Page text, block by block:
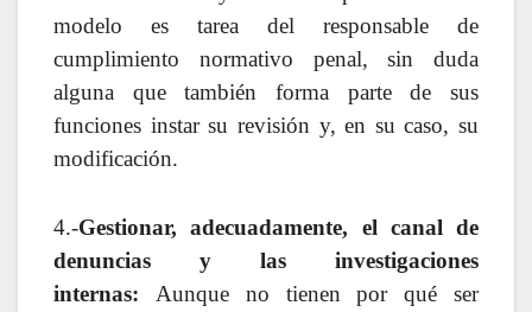
modelo es tarea del responsable de
cumplimiento normativo penal, sin duda
alguna que también forma parte de sus
funciones instar su revisión y, en su caso, su
modificación.
4.-Gestionar, adecuadamente, el canal de
denuncias y las investigaciones
internas: Aunque no tienen por qué ser